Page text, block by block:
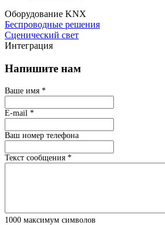
Оборудование KNX
Беспроводные решения
Сценический свет
Интеграция
Напишите нам
Ваше имя *
E-mail *
Ваш номер телефона
Текст сообщения *
1000 максимум символов